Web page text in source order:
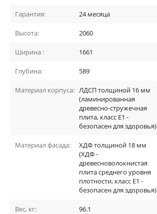
Гарантия: 24 месяца
Высота: 2060
Ширина : 1661
Глубина: 589
Материал корпуса: ЛДСП толщиной 16 мм
(ламинированная
древесно-стружечная
плита, класс E1 -
безопасен для здоровья)
Материал фасада:
ХДФ толщиной 18 мм
(ХДФ -
древесноволокнистая
плита среднего уровня
плотности, класс E1 -
безопасен для здоровья)
Вес, кг: 96.1